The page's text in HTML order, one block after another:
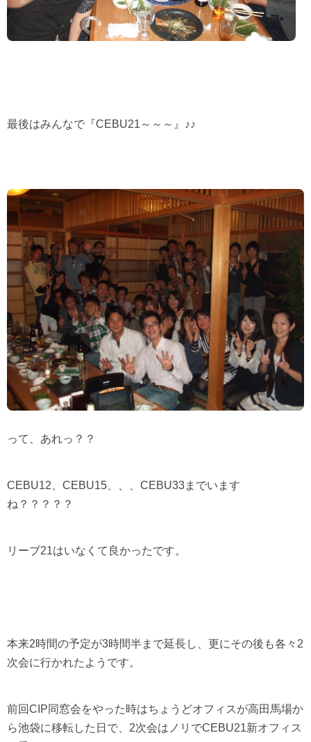
最後はみんなで『CEBU21 ～～～』♪♪
って、あれっ？？
CEBU12 CEBU15 CEBU33までいます
ね？？？？？
リーブ21はいなくて良かったです。
本来2時間の予定が3時間半まで延長し、更にその後も各々 2
次会に行かれたようです。
前回CIP同窓会をやった時はちょうどオフィスが高田馬場か
ら池袋に移転した日で、 2次会はノリでCEBU21新オフィス